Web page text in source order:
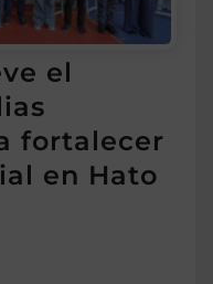
el
fortalecer
en Hato